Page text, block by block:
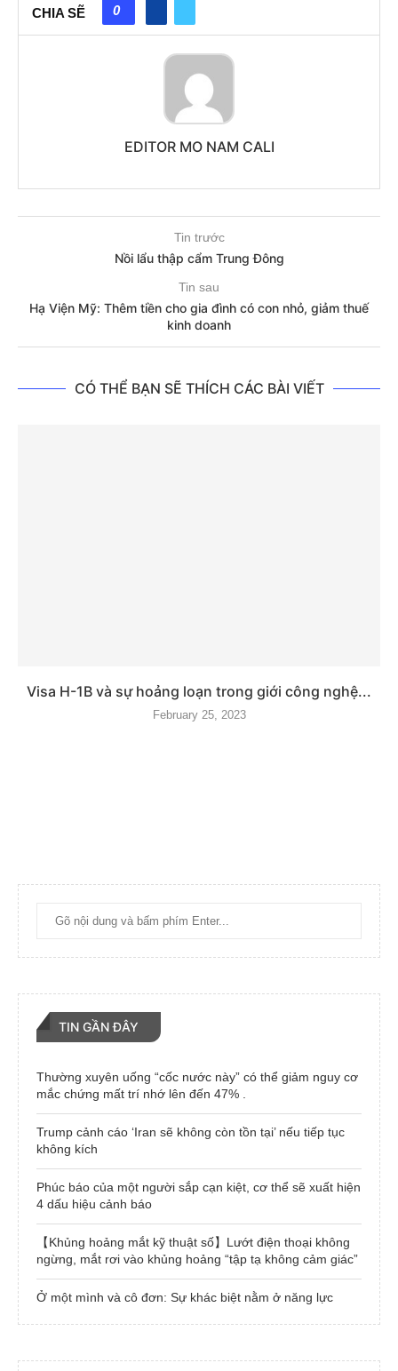
CHIA SẼ 0
EDITOR MO NAM CALI
Tin trước
Nồi lẩu thập cẩm Trung Đông
Tin sau
Hạ Viện Mỹ: Thêm tiền cho gia đình có con nhỏ, giảm thuế
kinh doanh
CÓ THỂ BẠN SẼ THÍCH CÁC BÀI VIẾT
Visa H-1B và sự hoảng loạn trong giới công nghệ...
February 25, 2023
TIN GẦN ĐÂY
Thường xuyên uống “cốc nước này” có thể giảm nguy cơ
mắc chứng mất trí nhớ lên đến 47% .
Trump cảnh cáo ‘Iran sẽ không còn tồn tại’ nếu tiếp tục
không kích
Phúc báo của một người sắp cạn kiệt, cơ thể sẽ xuất hiện
4 dấu hiệu cảnh báo
【Khủng hoảng mắt kỹ thuật số】Lướt điện thoại không
ngừng, mắt rơi vào khủng hoảng “tập tạ không cảm giác”
Ở một mình và cô đơn: Sự khác biệt nằm ở năng lực